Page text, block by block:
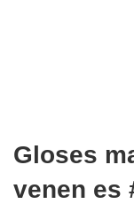
Gloses
venen es